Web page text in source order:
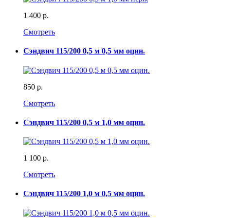
1 400 р.
Смотреть
Сэндвич 115/200 0,5 м 0,5 мм оцин.
850 р.
Смотреть
Сэндвич 115/200 0,5 м 1,0 мм оцин.
1 100 р.
Смотреть
Сэндвич 115/200 1,0 м 0,5 мм оцин.